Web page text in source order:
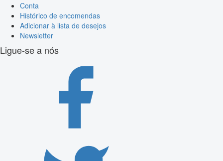
Conta
Histórico de encomendas
Adicionar à lista de desejos
Newsletter
Ligue-se a nós